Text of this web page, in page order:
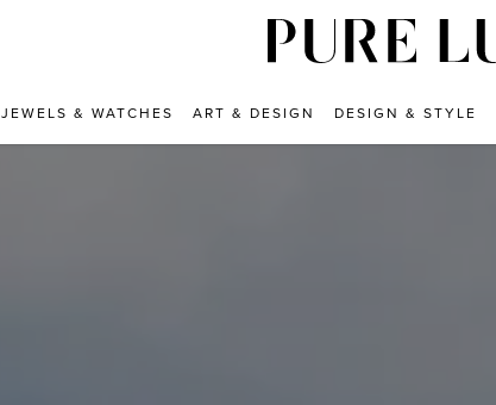
JEWELS & WATCHES ART & DESIGN DESIGN & STYLE